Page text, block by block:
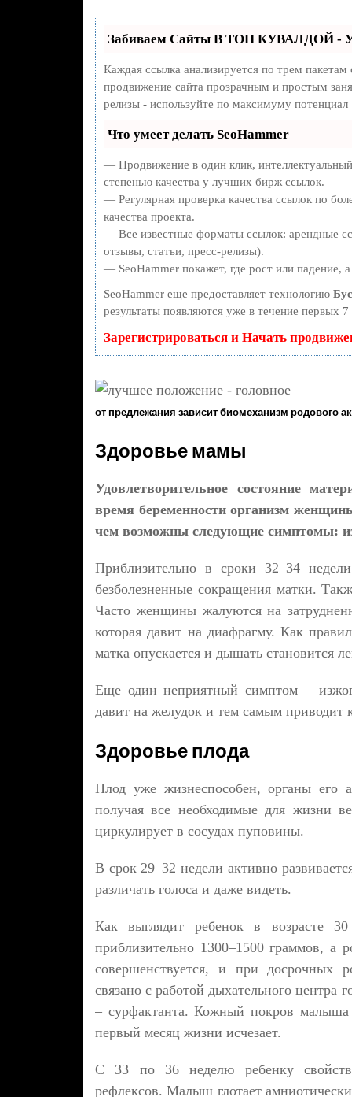
Забиваем Сайты В ТОП КУВАЛДОЙ -
Каждая ссылка анализируется по трем
продвижение сайта прозрачным и простым
релизы - используйте по максимуму
Что умеет делать SeoHammer
— Продвижение в один клик,
степенью качества у лучших бирж ссылок.
— Регулярная проверка качества ссылок по
качества проекта.
— Все известные форматы ссылок: арендные
отзывы, статьи, пресс-релизы).
— SeoHammer покажет, где рост или падение,
SeoHammer еще предоставляет технологию
результаты появляются уже в течение первых
Зарегистрироваться и Начать
от предлежания зависит биомеханизм родового
Здоровье мамы
Удовлетворительное состояние
время беременности организм
чем возможны следующие симптомы:
Приблизительно в сроки 32–34
безболезненные сокращения матки.
Часто женщины жалуются на
которая давит на диафрагму. Как
матка опускается и дышать становится
Еще один неприятный симптом –
давит на желудок и тем самым
Здоровье плода
Плод уже жизнеспособен, органы его
получая все необходимые для жизни
циркулирует в сосудах пуповины.
В срок 29–32 недели активно
различать голоса и даже видеть.
Как выглядит ребенок в возрасте
приблизительно 1300–1500 граммов, а
совершенствуется, и при досрочных
связано с работой дыхательного центра
– сурфактанта. Кожный покров
первый месяц жизни исчезает.
С 33 по 36 неделю ребенку
рефлексов. Малыш глотает